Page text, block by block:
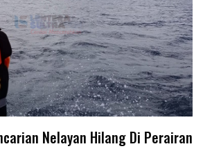
Nelayan Hilang Di Perairan